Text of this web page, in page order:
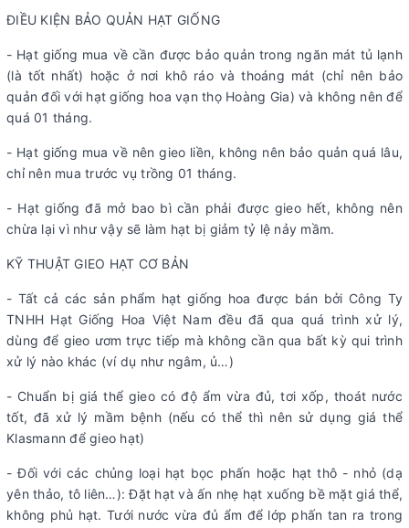
ĐIỀU KIỆN BẢO QUẢN HẠT GIỐNG
- Hạt giống mua về cần được bảo quản trong ngăn mát tủ lạnh
(là tốt nhất) hoặc ở nơi khô ráo và thoáng mát (chỉ nên bảo
quản đối với hạt giống hoa vạn thọ Hoàng Gia) và không nên để
quá 01 tháng.
- Hạt giống mua về nên gieo liền, không nên bảo quản quá lâu,
chỉ nên mua trước vụ trồng 01 tháng.
- Hạt giống đã mở bao bì cần phải được gieo hết, không nên
chừa lại vì như vậy sẽ làm hạt bị giảm tỷ lệ nảy mầm.
KỸ THUẬT GIEO HẠT CƠ BẢN
- Tất cả các sản phẩm hạt giống hoa được bán bởi Công Ty
TNHH Hạt Giống Hoa Việt Nam đều đã qua quá trình xử lý,
dùng để gieo ươm trực tiếp mà không cần qua bất kỳ qui trình
xử lý nào khác (ví dụ như ngâm, ủ…)
- Chuẩn bị giá thể gieo có độ ẩm vừa đủ, tơi xốp, thoát nước
tốt, đã xử lý mầm bệnh (nếu có thể thì nên sử dụng giá thể
Klasmann để gieo hạt)
- Đối với các chủng loại hạt bọc phấn hoặc hạt thô - nhỏ (dạ
yên thảo, tô liên…): Đặt hạt và ấn nhẹ hạt xuống bề mặt giá thể,
không phủ hạt. Tưới nước vừa đủ ẩm để lớp phấn tan ra trong